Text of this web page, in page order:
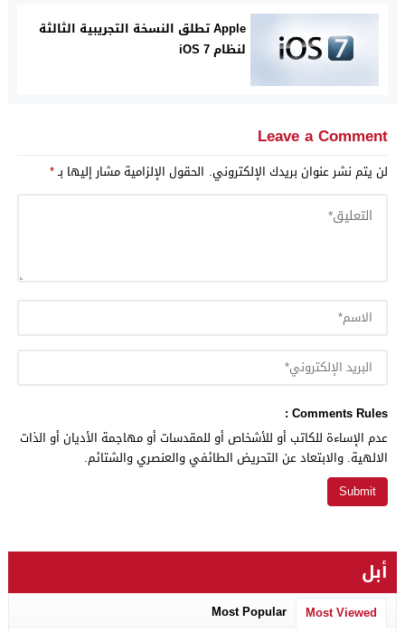
Apple تطلق النسخة التجريبية الثالثة
لنظام iOS 7
Leave a Comment
لن يتم نشر عنوان بريدك الإلكتروني. الحقول الإلزامية مشار إليها بـ*
Comments Rules :
عدم الإساءة للكاتب أو للأشخاص أو للمقدسات أو مهاجمة الأديان أو الذات
الالهية. والابتعاد عن التحريض الطائفي والعنصري والشتائم.
أبل
Most Viewed
Most Popular